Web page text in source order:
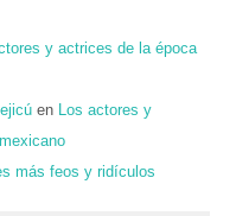
y actrices de la época
en
Los actores y
más feos y ridículos